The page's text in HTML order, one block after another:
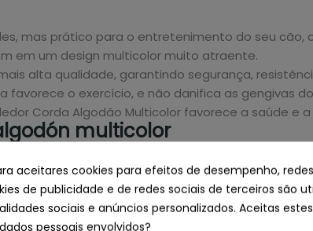
mas prático para o entretenimento do seu
em um design multicolor muito atraente.
alta qualidade, garantindo segurança,
o exercício, e não danifica as gengivas
Corda Algodão Multicolor favorece a saúde e
multicolor
aceitares cookies para efeitos de desempenho,
de publicidade e de redes sociais de terceiros são
sociais e anúncios personalizados. Aceitas
pessoais envolvidos?